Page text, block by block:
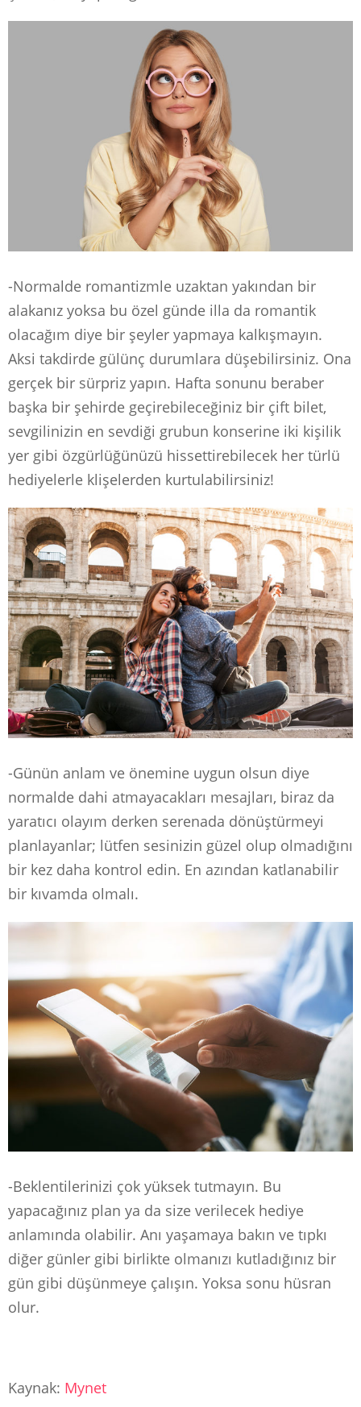
-Normalde romantizmle uzaktan yakından bir
alakanız yoksa bu özel günde illa da romantik
olacağım diye bir şeyler yapmaya kalkışmayın.
Aksi takdirde gülünç durumlara düşebilirsiniz. Ona
gerçek bir sürpriz yapın. Hafta sonunu beraber
başka bir şehirde geçirebileceğiniz bir çift bilet,
sevgilinizin en sevdiği grubun konserine iki kişilik
yer gibi özgürlüğünüzü hissettirebilecek her türlü
hediyelerle klişelerden kurtulabilirsiniz!
-Günün anlam ve önemine uygun olsun diye
normalde dahi atmayacakları mesajları, biraz da
yaratıcı olayım derken serenada dönüştürmeyi
planlayanlar; lütfen sesinizin güzel olup olmadığını
bir kez daha kontrol edin. En azından katlanabilir
bir kıvamda olmalı.
-Beklentilerinizi çok yüksek tutmayın. Bu
yapacağınız plan ya da size verilecek hediye
anlamında olabilir. Anı yaşamaya bakın ve tıpkı
diğer günler gibi birlikte olmanızı kutladığınız bir
gün gibi düşünmeye çalışın. Yoksa sonu hüsran
olur.
Kaynak: Mynet